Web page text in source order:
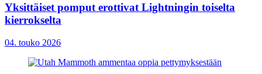
Yksittäiset pomput erottivat Lightningin toiselta
kierrokselta
04. touko 2026